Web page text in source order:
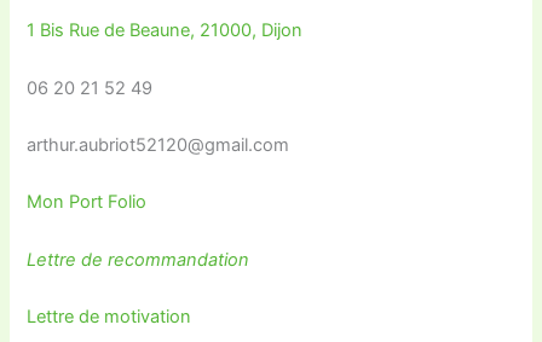
1 Bis Rue de Beaune, 21000, Dijon
06 20 21 52 49
arthur.aubriot52120@gmail.com
Mon Port Folio
Lettre de recommandation
Lettre de motivation